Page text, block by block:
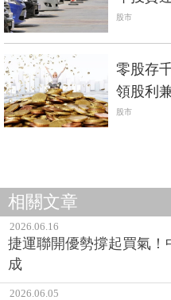
值！
股市
零股存
領股利
股市
相關文章
2026.06.16
捷運聯開優勢撐起買氣！
成
2026.06.05